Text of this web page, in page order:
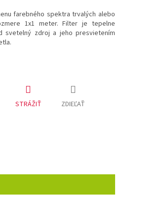
farebného spektra trvalých alebo
1x1 meter. Filter je tepelne
svetelný zdroj a jeho presvietením
STRÁŽIŤ ZDIEĽAŤ